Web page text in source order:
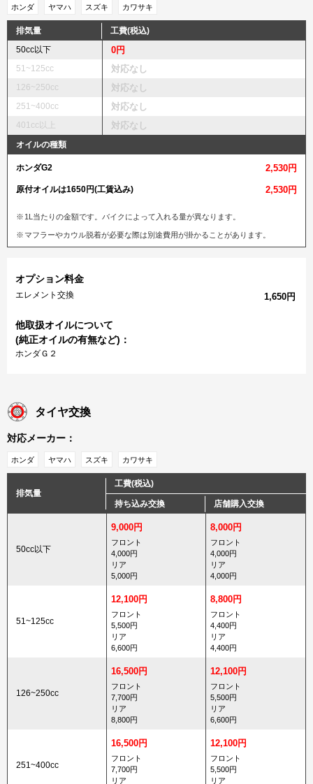
ホンダ ヤマハ スズキ カワサキ
排気量
工費(税込)
50cc以下
0円
51~125cc 対応なし
126~250cc 対応なし
251~400cc 対応なし
401cc以上 対応なし
オイルの種類
ホンダG2 2,530円
原付オイルは1650円(工賃込み) 2,530円
1L当たりの金額です。バイクによって入れる量が異なります。
マフラーやカウル脱着が必要な際は別途費用が掛かることがあります。
オプション料金
エレメント交換 1,650円
他取扱オイルについて
(純正オイルの有無など)：
ホンダＧ２
タイヤ交換
対応メーカー：
ホンダ ヤマハ スズキ カワサキ
排気量
工費(税込)
持ち込み交換 店舗購入交換
50cc以下
9,000円
フロント
4,000円
リア
5,000円
8,000円
フロント
4,000円
リア
4,000円
51~125cc
12,100円
フロント
5,500円
リア
6,600円
8,800円
フロント
4,400円
リア
4,400円
126~250cc
16,500円
フロント
7,700円
リア
8,800円
12,100円
フロント
5,500円
リア
6,600円
251~400cc
16,500円
フロント
7,700円
リア
12,100円
フロント
5,500円
リア